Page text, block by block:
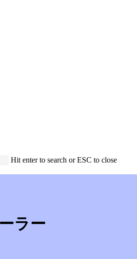
Hit enter to search or ESC to close
ラー